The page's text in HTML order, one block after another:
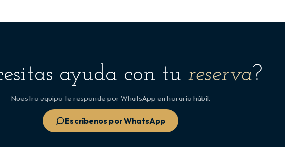
ayuda con tu reserva?
Nuestro equipo te responde por WhatsApp en horario hábil.
Escríbenos por WhatsApp